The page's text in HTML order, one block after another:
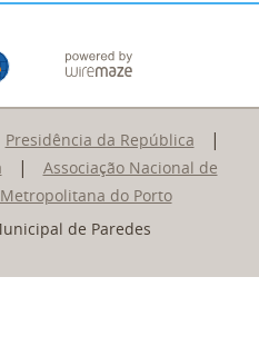
Presidência da República |
|
Associação Nacional de
do Porto
de Paredes